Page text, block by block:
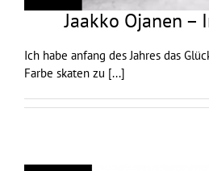
Jaakko Ojanen –
Ich habe anfang des Jahres das
Farbe skaten zu [...]